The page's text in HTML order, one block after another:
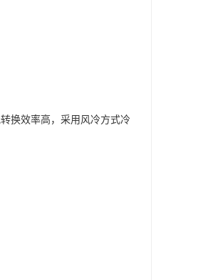
换效率高，采用风冷方式冷